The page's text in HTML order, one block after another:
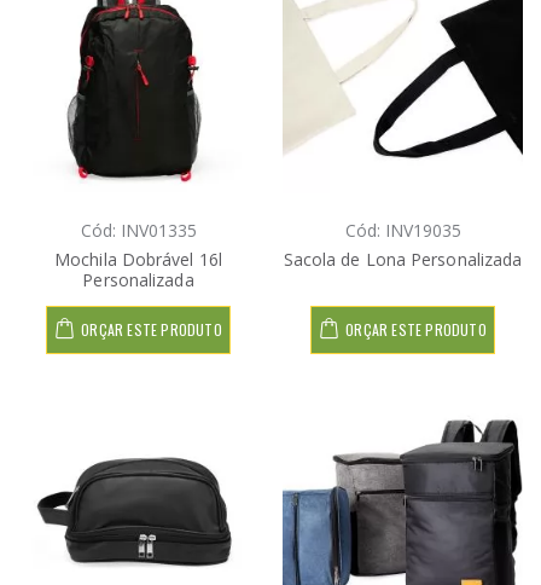
Cód: INV01335
Mochila Dobrável 16l
Personalizada
ORÇAR ESTE PRODUTO
Cód: INV19035
Sacola de Lona Personalizada
ORÇAR ESTE PRODUTO